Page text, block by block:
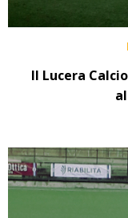
Il Lucera